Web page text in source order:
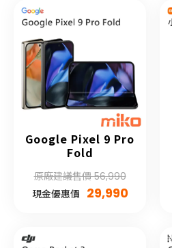
Google Pixel 9 Pro
Fold
原廠建議售價 56,990
現金優惠價 29,990